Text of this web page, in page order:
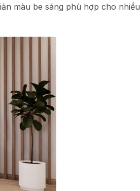
màu be sáng phù hợp cho nhiều